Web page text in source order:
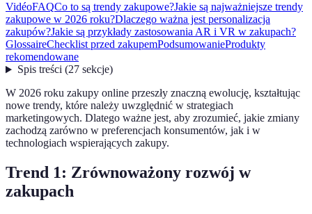
VidéoFAQCo to są trendy zakupowe?Jakie są najważniejsze trendy
zakupowe w 2026 roku?Dlaczego ważna jest personalizacja
zakupów?Jakie są przykłady zastosowania AR i VR w zakupach?
GlossaireChecklist przed zakupemPodsumowanieProdukty
rekomendowane
Spis treści(27 sekcje)
W 2026 roku zakupy online przeszły znaczną ewolucję, kształtując
nowe trendy, które należy uwzględnić w strategiach
marketingowych. Dlatego ważne jest, aby zrozumieć, jakie zmiany
zachodzą zarówno w preferencjach konsumentów, jak i w
technologiach wspierających zakupy.
Trend 1: Zrównoważony rozwój w
zakupach